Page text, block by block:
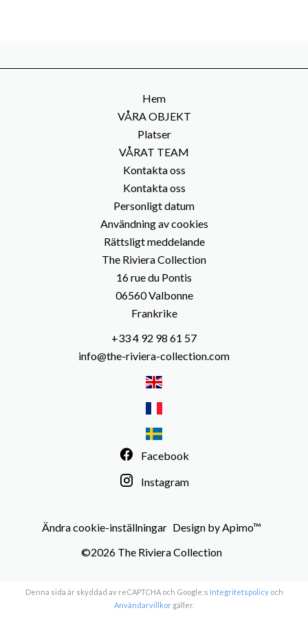
Hem
VÅRA OBJEKT
Platser
VÅRAT TEAM
Kontakta oss
Kontakta oss
Personligt datum
Användning av cookies
Rättsligt meddelande
The Riviera Collection
16 rue du Pontis
06560Valbonne
Frankrike
+33 4 92 98 61 57
info@the-riviera-collection.com
Facebook
Instagram
Ändra cookie-inställningar Design byApimo™
©2026 The Riviera Collection
Denna sida är skyddad av reCAPTCHA och Google:s Integritetspolicyoch
Användarvillkor gäller.